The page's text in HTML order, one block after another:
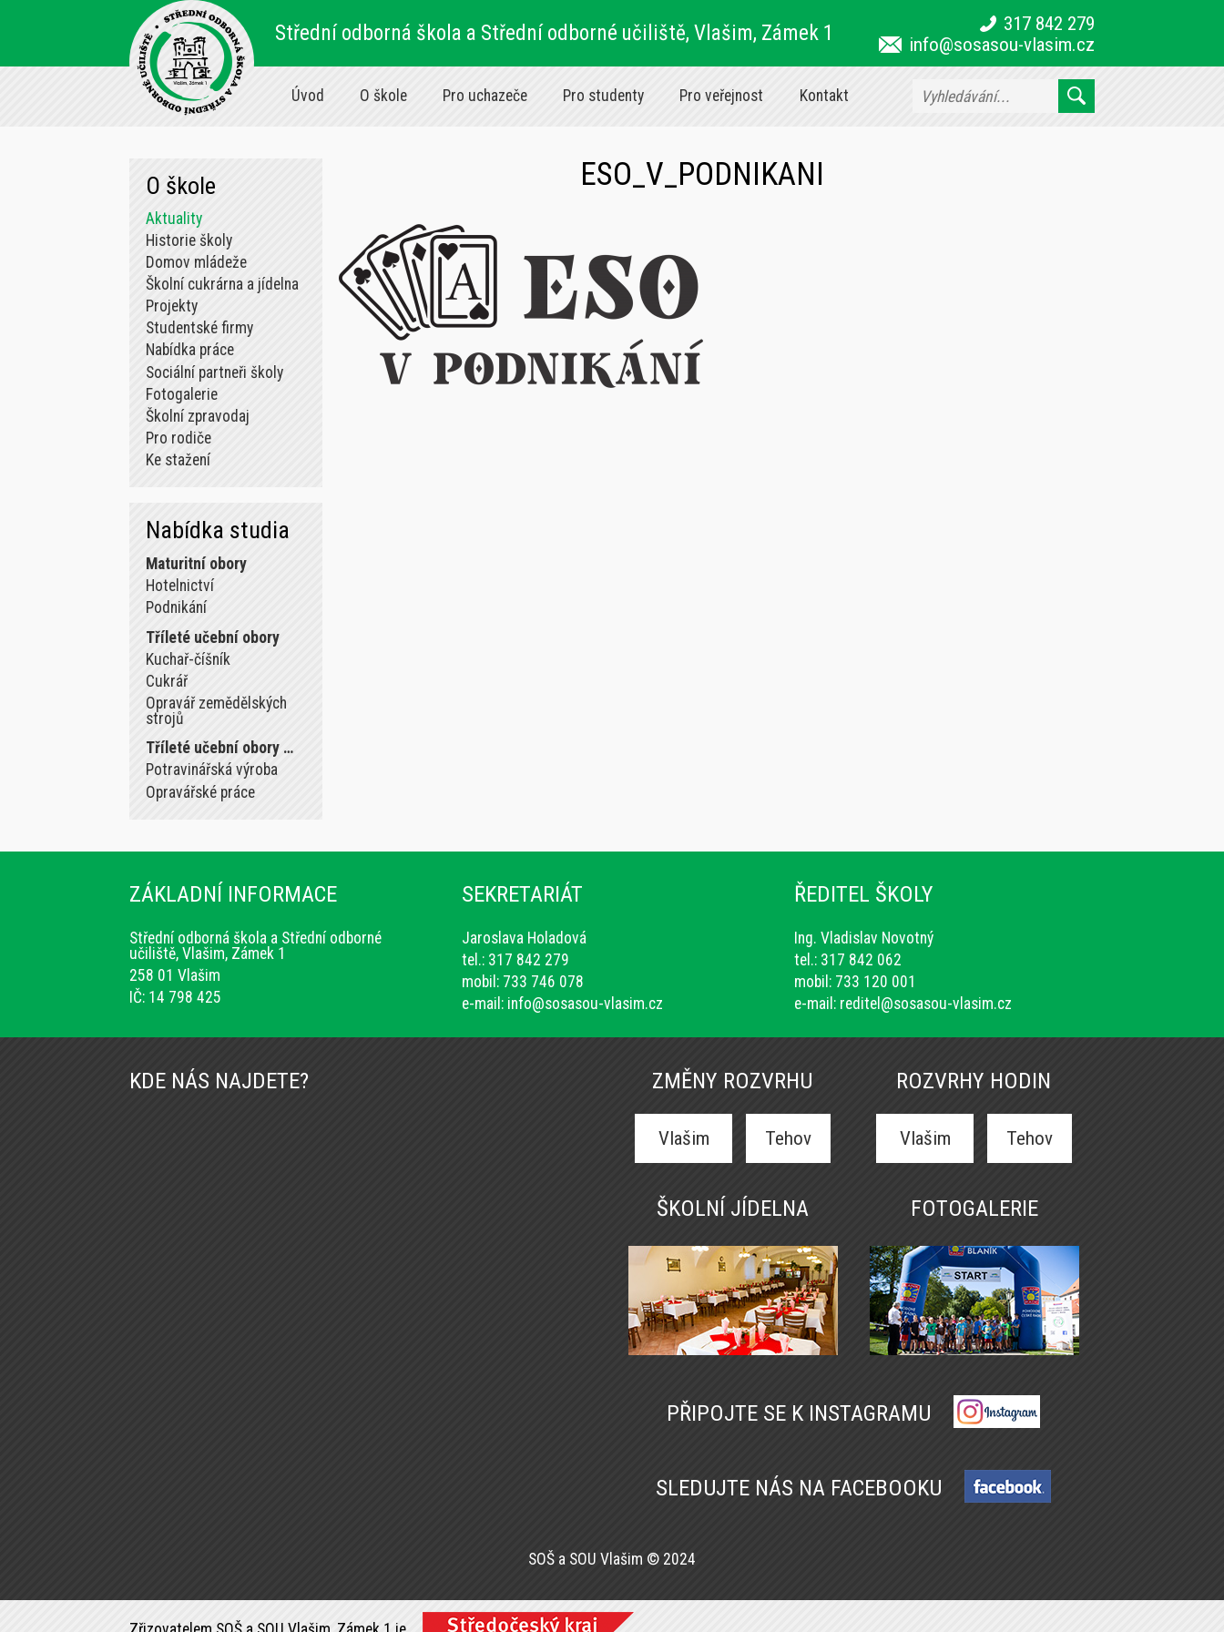
Střední odborná škola a Střední odborné učiliště, Vlašim, Zámek 1
317 842 279
info@sosasou-vlasim.cz
Úvod O škole Pro uchazeče Pro studenty Pro veřejnost Kontakt
O škole
Aktuality
Historie školy
Domov mládeže
Školní cukrárna a jídelna
Projekty
Studentské firmy
Nabídka práce
Sociální partneři školy
Fotogalerie
Školní zpravodaj
Pro rodiče
Ke stažení
Nabídka studia
Maturitní obory
Hotelnictví
Podnikání
Tříleté učební obory
Kuchař-číšník
Cukrář
Opravář zemědělských
strojů
Tříleté učební obory …
Potravinářská výroba
Opravářské práce
ESO_V_PODNIKANI
ZÁKLADNÍ INFORMACE
Střední odborná škola a Střední odborné
učiliště, Vlašim, Zámek 1
258 01 Vlašim
IČ: 14 798 425
SEKRETARIÁT
Jaroslava Holadová
tel.: 317 842 279
mobil: 733 746 078
e-mail: info@sosasou-vlasim.cz
ŘEDITEL ŠKOLY
Ing. Vladislav Novotný
tel.: 317 842 062
mobil: 733 120 001
e-mail: reditel@sosasou-vlasim.cz
KDE NÁS NAJDETE? ZMĚNY ROZVRHU
Vlašim Tehov
ROZVRHY HODIN
Vlašim Tehov
ŠKOLNÍ JÍDELNA FOTOGALERIE
PŘIPOJTE SE K INSTAGRAMU
SLEDUJTE NÁS NA FACEBOOKU
SOŠ a SOU Vlašim © 2024